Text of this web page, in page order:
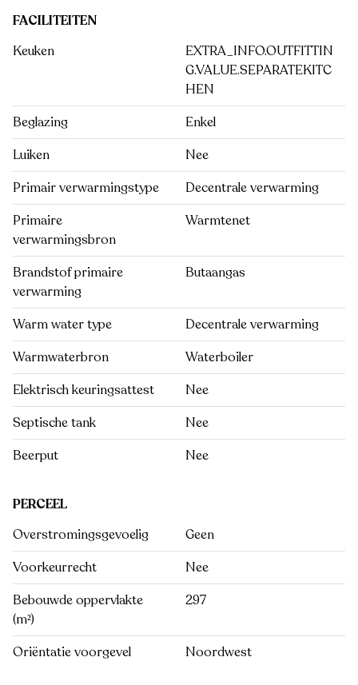
FACILITEITEN
Keuken
EXTRA_INFO.OUTFITTIN
G.VALUE.SEPARATEKITC
HEN
Beglazing
Enkel
Luiken
Nee
Primair verwarmingstype
Decentrale verwarming
Primaire
verwarmingsbron
Warmtenet
Brandstof primaire
verwarming
Butaangas
Warm water type
Decentrale verwarming
Warmwaterbron
Waterboiler
Elektrisch keuringsattest
Nee
Septische tank
Nee
Beerput
Nee
PERCEEL
Overstromingsgevoelig
Geen
Voorkeurrecht
Nee
Bebouwde oppervlakte
(m²)
297
Oriëntatie voorgevel Noordwest